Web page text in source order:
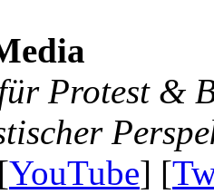
Protest &
YouTube] [